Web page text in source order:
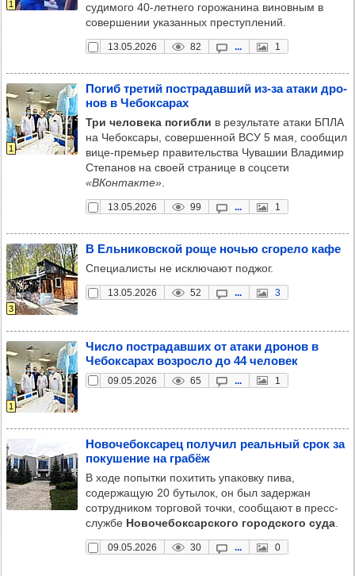
1
судимого 40-летнего горожанина виновным в
совершении указанных преступлений.
13.05.2026 82 ... 1
1
Погиб тре­тий пос­тра­дав­ший из-за атаки дро­
нов в Чебок­са­рах
Три человека погибли в результате атаки БПЛА
на Чебоксары, совершенной ВСУ 5 мая, сообщил
вице-премьер правительства Чувашии Владимир
Степанов на своей странице в соцсети
«ВКонтакте»
13.05.2026 99 ... 1
3
В Ель­ни­ков­ской роще ночью сго­рело кафе
Специалисты не исключают поджог.
13.05.2026 52 ... 3
1
Число пос­тра­дав­ших от атаки дро­нов в
Чебок­са­рах воз­росло до 44 чело­век
09.05.2026 65 ... 1
Ново­че­бок­са­рец полу­чил реаль­ный срок за
поку­ше­ние на гра­бёж
В ходе попытки похитить упаковку пива,
содержащую 20 бутылок, он был задержан
сотрудником торговой точки, сообщают в пресс-
службе Новочебоксарского городского суда
09.05.2026 30 ... 0